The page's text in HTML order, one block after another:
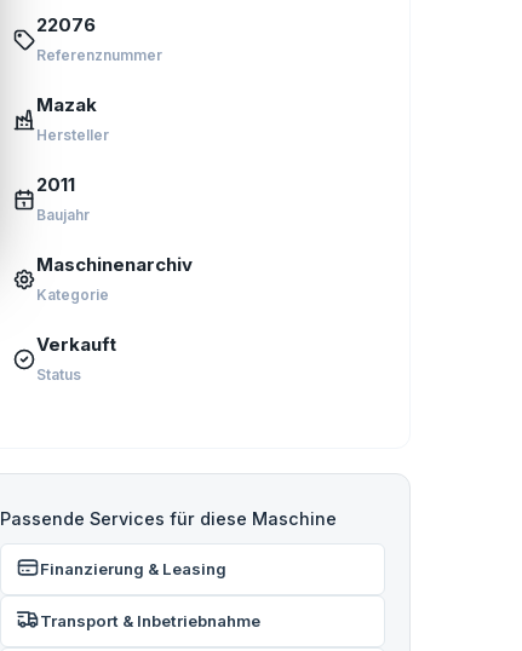
22076
Referenznummer
Mazak
Hersteller
2011
Baujahr
Maschinenarchiv
Kategorie
Verkauft
Status
Passende Services für diese Maschine
Finanzierung & Leasing
Transport & Inbetriebnahme